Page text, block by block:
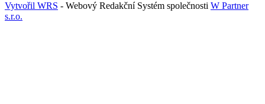
Vytvořil WRS - Webový Redakční Systém společnosti W Partner
s.r.o.